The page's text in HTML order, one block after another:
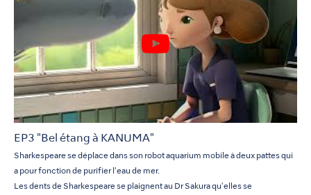
EP3 "Bel étang à KANUMA"
Sharkespeare se déplace dans son robot aquarium mobile à deux pattes qui
a pour fonction de purifier l'eau de mer.
Les dents de Sharkespeare se plaignent au Dr Sakura qu'elles se